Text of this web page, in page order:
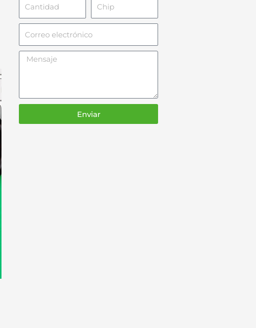
Cantidad Chip
Correo
electrónico
Mensaje
Enviar